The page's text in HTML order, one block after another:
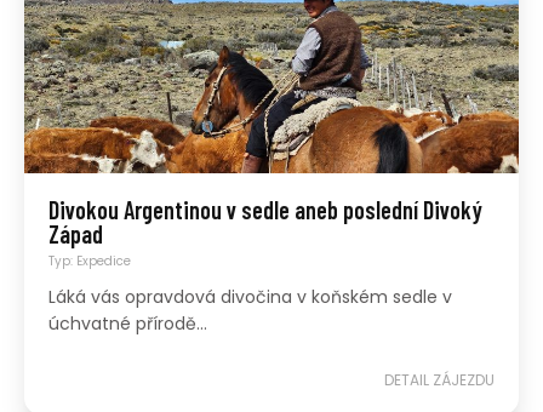
Divokou Argentinou v sedle aneb poslední Divoký
Západ
Typ: Expedice
Láká vás opravdová divočina v koňském sedle v
úchvatné přírodě...
DETAIL ZÁJEZDU